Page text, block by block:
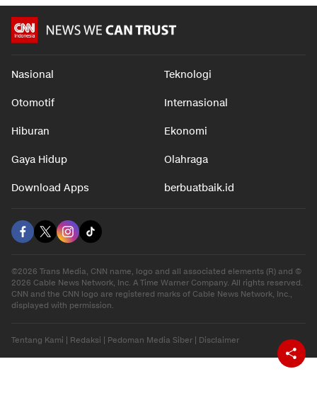
Nasional Teknologi
Otomotif Internasional
Hiburan Ekonomi
Gaya Hidup Olahraga
Download Apps berbuatbaik.id
©2026 Trans Media, CNN name, logo and all associated elements (R) and ©
2026 Cable News Network, Inc. A Time Warner Company. All rights reserved.
CNN and the CNN logo are registered marks of Cable News Network, Inc.,
displayed with permission.
Tentang Kami Redaksi Pedoman Media Siber Disclaimer